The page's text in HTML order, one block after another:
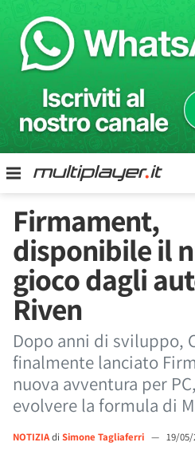
Firmament,
disponibile il
gioco dagli
Riven
Dopo anni di sviluppo,
finalmente lanciato
nuova avventura per
evolvere la formula di
NOTIZIAdi Simone Tagliaferri — 19/05/